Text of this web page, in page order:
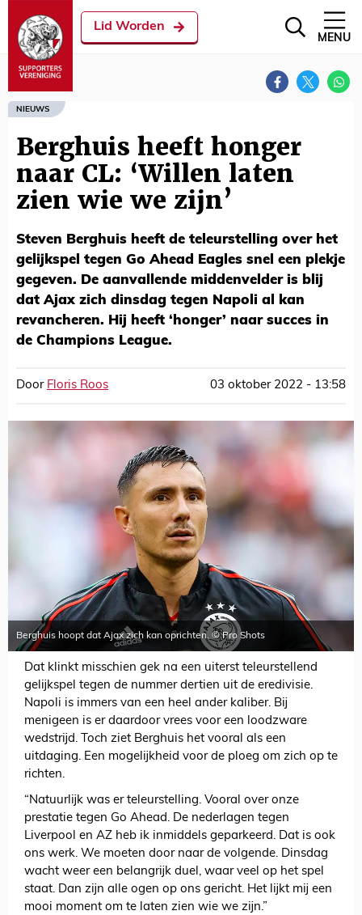
Lid Worden
MENU
NIEUWS
Berghuis heeft honger
naar CL: ‘Willen laten
zien wie we zijn’
Steven Berghuis heeft de teleurstelling over het
gelijkspel tegen Go Ahead Eagles snel een plekje
gegeven. De aanvallende middenvelder is blij
dat Ajax zich dinsdag tegen Napoli al kan
revancheren. Hij heeft ‘honger’ naar succes in
de Champions League.
Door Floris Roos 03 oktober 2022 - 13:58
Berghuis hoopt dat Ajax zich kan oprichten. © Pro Shots
Dat klinkt misschien gek na een uiterst teleurstellend
gelijkspel tegen de nummer dertien uit de eredivisie.
Napoli is immers van een heel ander kaliber. Bij
menigeen is er daardoor vrees voor een loodzware
wedstrijd. Toch ziet Berghuis het vooral als een
uitdaging. Een mogelijkheid voor de ploeg om zich op te
richten.
“Natuurlijk was er teleurstelling. Vooral over onze
prestatie tegen Go Ahead. De nederlagen tegen
Liverpool en AZ heb ik inmiddels geparkeerd. Dat is ook
ons werk. We moeten door naar de volgende. Dinsdag
wacht weer een belangrijk duel, waar veel op het spel
staat. Dan zijn alle ogen op ons gericht. Het lijkt mij een
mooi moment om te laten zien wie we zijn.”